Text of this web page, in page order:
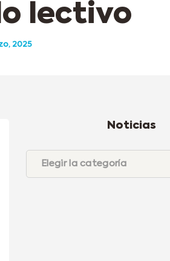
lectivo
2025
Noticias